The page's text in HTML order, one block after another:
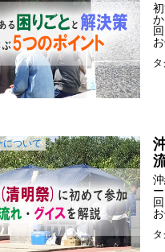
タ
について
タ